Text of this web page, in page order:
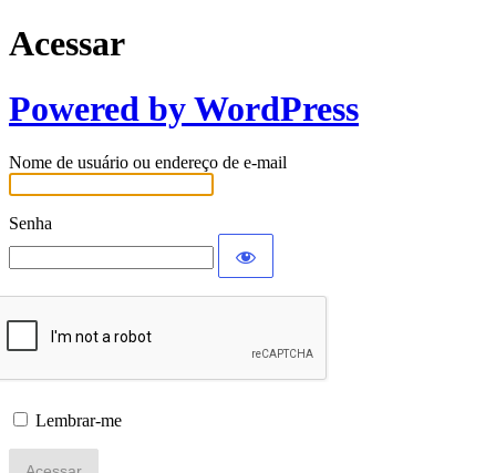
Acessar
Powered by WordPress
Nome de usuário ou endereço de e-mail
Senha
Lembrar-me